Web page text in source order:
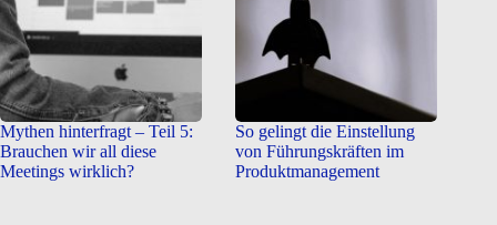
Mythen hinterfragt – Teil 5:
Brauchen wir all diese
Meetings wirklich?
So gelingt die Einstellung
von Führungskräften im
Produktmanagement